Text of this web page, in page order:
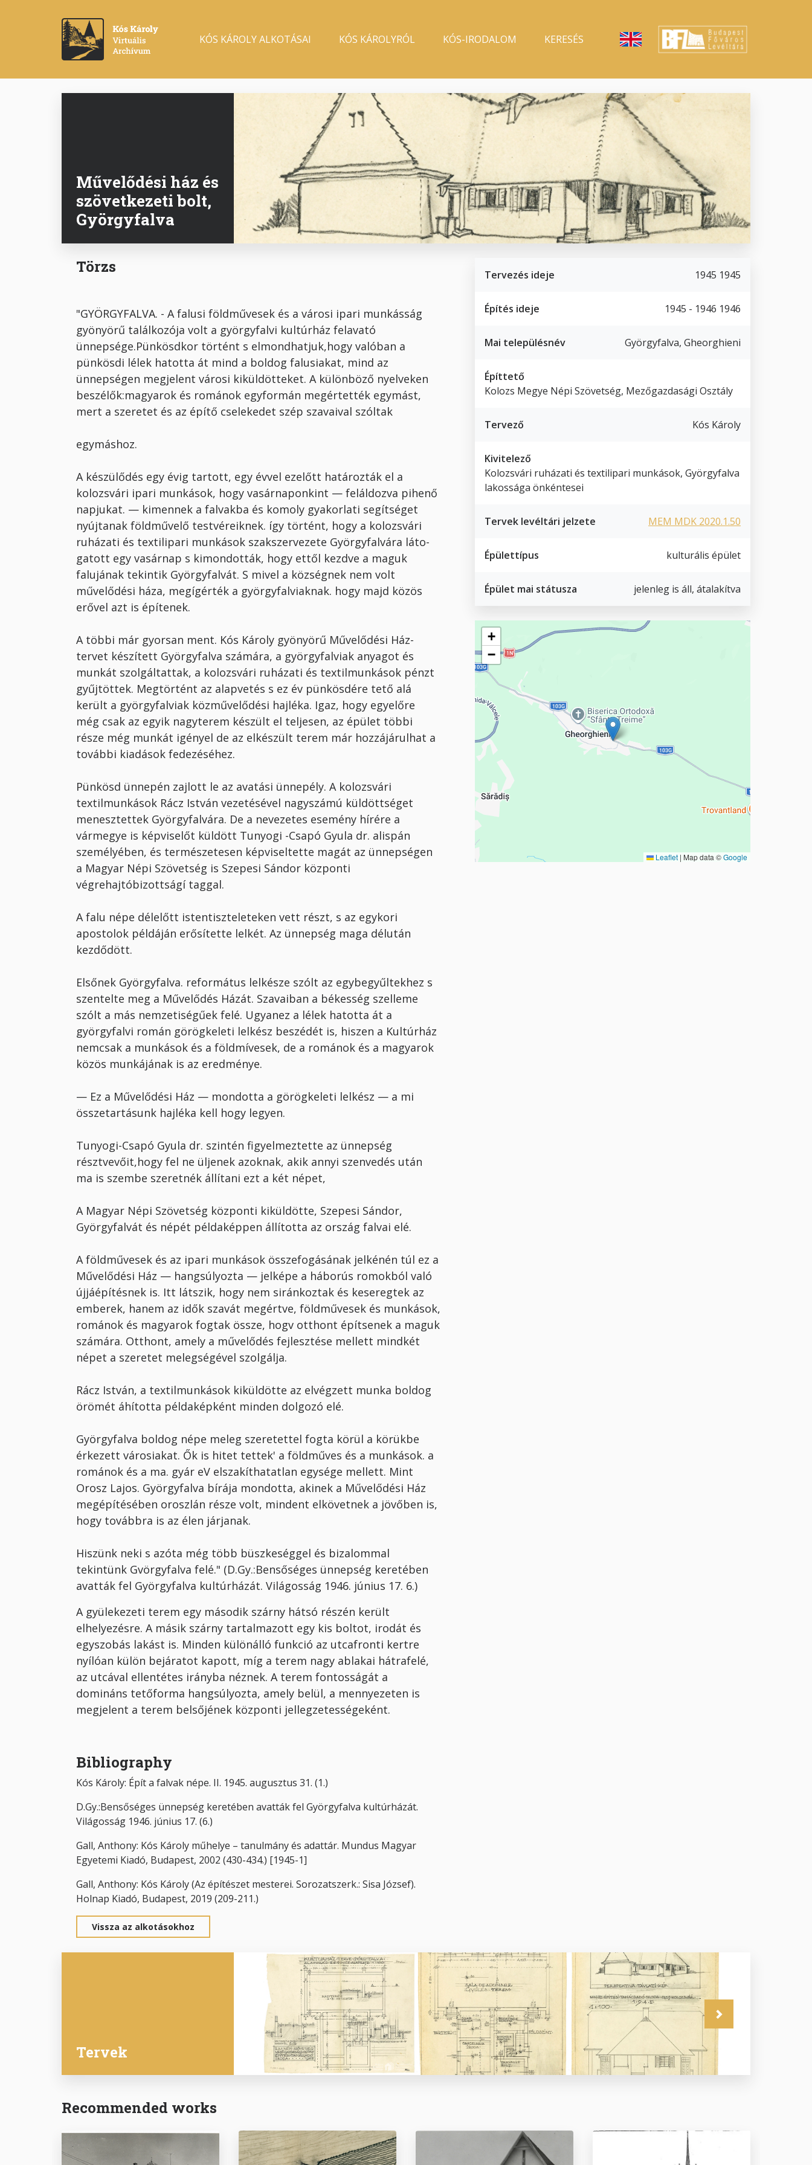
MainKÓS KÁROLY ALKOTÁSAI KÓS KÁROLYRÓL KÓS-IRODALOM KERESÉS
Művelődési ház és
szövetkezeti bolt,
Györgyfalva
Törzs
"GYÖRGYFALVA. - A falusi föld­művesek és a városi ipari munkásság
gyönyörű találkozója volt a györgyfalvi kultúrház felavató
ünnepsége.Pünkösdkor történt s elmondhatjuk,hogy valóban a
pünkösdi lélek hatotta át mind a boldog falusiakat, mind az
ünnepségen megjelent városi kiküldöt­teket. A különböző nyelveken
beszélők:magyarok és románok egyformán meg­értették egymást,
mert a szeretet és az építő cselekedet szép szavaival szóltak
egymáshoz.
A készülődés egy évig tartott, egy évvel ezelőtt határozták el a
kolozsvári ipari munkások, hogy vasárnaponkint — feláldozva pihenő
napjukat. — ki­mennek a falvakba és komoly gyakor­lati segítséget
nyújtanak földművelő ­testvéreiknek. így történt, hogy a ko­lozsvári
ruházati és textilipari munká­sok szakszervezete Györgyfalvára láto­
gatott egy vasárnap s kimondották, hogy ettől kezdve a maguk
falujának tekintik Györgyfalvát. S mivel a köz­ségnek nem volt
művelődési háza, meg­ígérték a györgyfalviaknak. hogy majd közös
erővel azt is építenek.
A többi már gyorsan ment. Kós Ká­roly gyönyörű Művelődési Ház-
tervet készített Györgyfalva számára, a györgyfalviak anyagot és
munkát szol­gáltattak, a kolozsvári ruházati és textilmunkások pénzt
gyűjtöttek. Megtörtént az alapvetés s ez év pünkösdére tető alá
került a györgyfalviak közmű­velődési hajléka. Igaz, hogy egyelőre
még csak az egyik nagyterem készült el teljesen, az épület többi
része még munkát igényel de az elkészült terem már hozzájárulhat a
további kiadások fedezéséhez.
Pünkösd ünnepén zajlott le az avatási ünnepély. A kolozsvári
textilmunkások Rácz István vezetésével nagyszámú küldöttséget
menesztettek Györgyfalvá­ra. De a nevezetes esemény hírére a
vármegye is képviselőt küldött Tunyogi -Csapó Gyula dr. alispán
szemé­lyében, és természetesen képviseltette magát az ünnepségen
a Magyar Népi Szövetség is Szepesi Sándor központi
végrehajtóbizottságí taggal.
A falu népe délelőtt istentiszteleteken vett részt, s az egykori
apostolok pél­dáján erősítette lelkét. Az ünnepség maga délután
kezdődött.
Elsőnek Györgyfalva. református lel­késze szólt az egybegyűltekhez s
szen­telte meg a Művelődés Házát. Szavai­ban a békesség szelleme
szólt a más nemzetiségűek felé. Ugyanez a lélek ha­totta át a
györgyfalvi román görögke­leti lelkész beszédét is, hiszen a Kultúrház
nemcsak a munkások és a földmí­vesek, de a románok és a magyarok
közös munkájának is az eredménye.
— Ez a Művelődési Ház — mondotta a görögkeleti lelkész — a mi
összetar­tásunk hajléka kell hogy legyen.
Tunyogi-Csapó Gyula dr. szintén fi­gyelmeztette az ünnepség
résztvevőit,hogy fel ne üljenek azoknak, akik annyi szenvedés után
ma is szembe sze­retnék állítani ezt a két népet,
A Magyar Népi Szövetség központi kiküldötte, Szepesi Sándor,
Györgyfal­vát és népét példaképpen állította az ország falvai elé.
A földművesek és az ipari munká­sok összefogásának jelkénén túl ez a
Művelődési Ház — hangsúlyozta — jel­képe a háborús romokból való
újjáépí­tésnek is. Itt látszik, hogy nem sirán­koztak és keseregtek az
emberek, ha­nem az idők szavát megértve, földmű­vesek és munkások,
románok és ma­gyarok fogtak össze, hogv otthont építsenek a maguk
számára. Otthont, amely a művelődés fejlesztése mellett mindkét
népet a szeretet melegségével szolgálja.
Rácz István, a textilmunkások kikül­dötte az elvégzett munka boldog
örömét áhította példaképként minden dolgozó elé.
Györgyfalva boldog népe meleg sze­retettel fogta körül a körükbe
érkezett városiakat. Ők is hitet tettek' a földmű­ves és a munkások. a
románok és a ma. gyár eV elszakíthatatlan egysége mel­lett. Mint
Orosz Lajos. Györgyfalva bírája mondotta, akinek a Művelődési Ház
megépítésében oroszlán része volt, mindent elkövetnek a jövőben is,
hogy továbbra is az élen járjanak.
Hiszünk neki s azóta még több büsz­keséggel és bizalommal
tekintünk Gvörgyfalva felé." (D.Gy.:Bensőséges ünnepség keretében
avatták fel Györgyfalva kultúrházát. Világosság 1946. június 17. 6.)
A gyülekezeti terem egy második szárny hátsó részén került
elhelyezésre. A másik szárny tartalmazott egy kis boltot, irodát és
egyszobás lakást is. Minden különálló funkció az utcafronti kertre
nyílóan külön bejáratot kapott, míg a terem nagy ablakai hátrafelé,
az utcával ellentétes irányba néznek. A terem fontosságát a
domináns tetőforma hangsúlyozta, amely belül, a mennyezeten is
megjelent a terem belsőjének központi jellegzetességeként.
Bibliography
Kós Károly: Épít a falvak népe. II. 1945. augusztus 31. (1.)
D.Gy.:Bensőséges ünnepség keretében avatták fel Györgyfalva kultúrházát.
Világosság 1946. június 17. (6.)
Gall, Anthony: Kós Károly műhelye – tanulmány és adattár. Mundus Magyar
Egyetemi Kiadó, Budapest, 2002 (430-434.) [1945-1]
Gall, Anthony: Kós Károly (Az építészet mesterei. Sorozatszerk.: Sisa József).
Holnap Kiadó, Budapest, 2019 (209-211.)
Vissza az alkotásokhoz
Tervezés ideje 1945 1945
Építés ideje 1945 - 1946 1946
Mai településnév Györgyfalva, Gheorghieni
Építtető
Kolozs Megye Népi Szövetség, Mezőgazdasági Osztály
Tervező Kós Károly
Kivitelező
Kolozsvári ruházati és textilipari munkások, Györgyfalva
lakossága önkéntesei
Tervek levéltári jelzete MEM MDK 2020.1.50
Épülettípus kulturális épület
Épület mai státusza jelenleg is áll, átalakítva
Geofield
+
−
Leaflet | Map data ©Google
Tervek
Alapozás és pince
alaprajz
Földszint alaprajz
Főhomlokzat és
perspektíva
Következő
Recommended works